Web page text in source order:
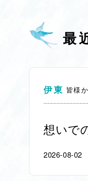
最
伊東 皆様
想いで
2026-08-02